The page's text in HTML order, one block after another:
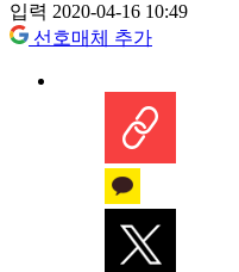
입력 2020-04-16 10:49
선호매체 추가